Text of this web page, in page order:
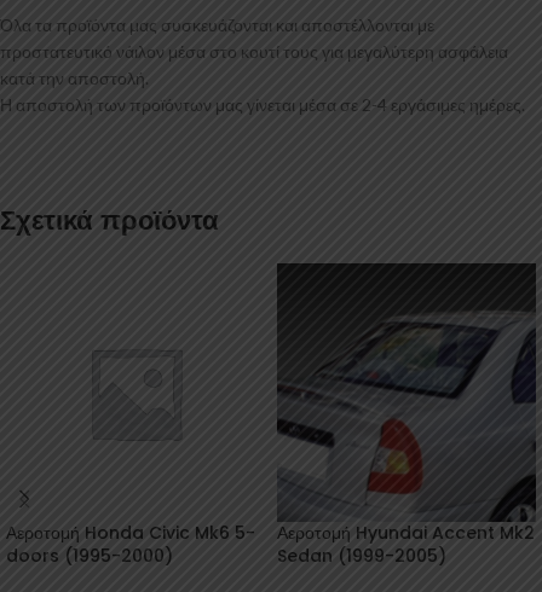
Όλα τα προϊόντα μας συσκευάζονται και αποστέλλονται με
προστατευτικό νάιλον μέσα στο κουτί τους για μεγαλύτερη ασφάλεια
κατά την αποστολή.
Η αποστολή των προϊόντων μας γίνεται μέσα σε 2-4 εργάσιμες ημέρες.
Σχετικά προϊόντα
Αεροτομή Honda Civic Mk6 5-
doors (1995-2000)
Αεροτομή Hyundai Accent Mk2
Sedan (1999-2005)